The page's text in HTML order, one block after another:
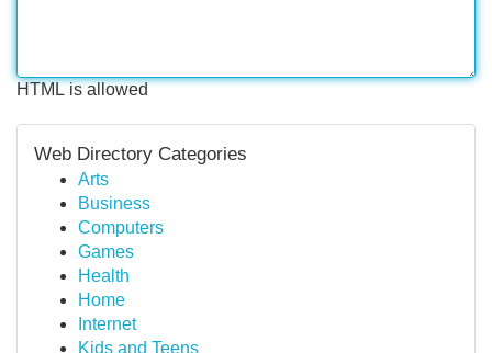
HTML is allowed
Web Directory Categories
Arts
Business
Computers
Games
Health
Home
Internet
Kids and Teens